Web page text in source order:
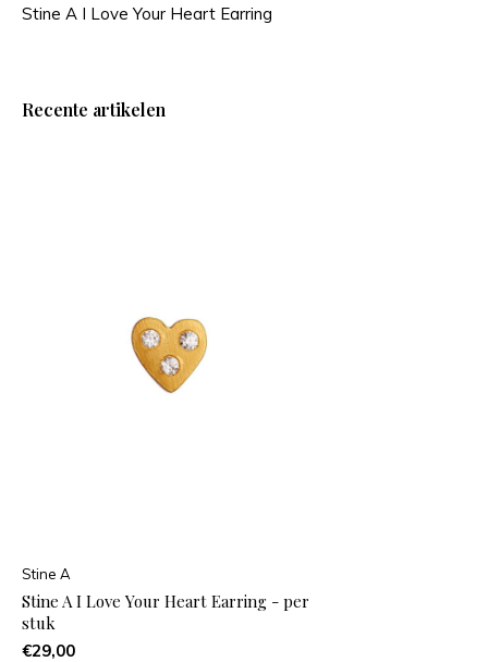
Stine A I Love Your Heart Earring
Recente artikelen
Stine A
Stine A I Love Your Heart Earring - per
stuk
€29,00